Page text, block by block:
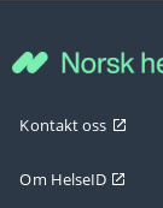
Kontakt oss
Om HelseID